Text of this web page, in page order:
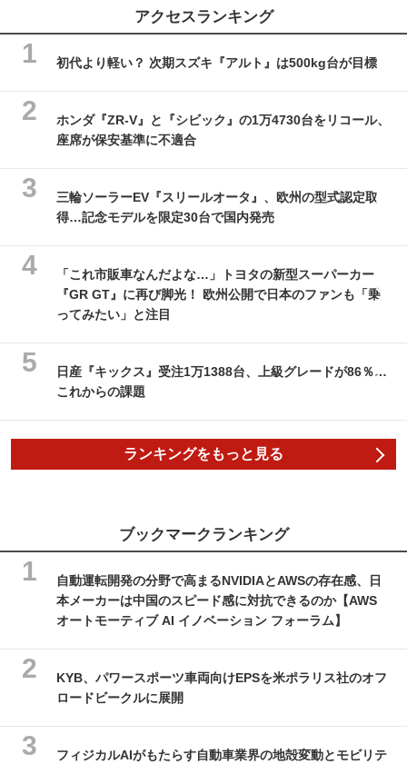
アクセスランキング
初代より軽い？ 次期スズキ『アルト』は500kg台が目標
ホンダ『ZR-V』と『シビック』の1万4730台をリコール、
座席が保安基準に不適合
三輪ソーラーEV『スリールオータ』、欧州の型式認定取
得…記念モデルを限定30台で国内発売
「これ市販車なんだよな…」トヨタの新型スーパーカー
『GR GT』に再び脚光！ 欧州公開で日本のファンも「乗
ってみたい」と注目
日産『キックス』受注1万1388台、上級グレードが86％…
これからの課題
ランキングをもっと見る
ブックマークランキング
自動運転開発の分野で高まるNVIDIAとAWSの存在感、日
本メーカーは中国のスピード感に対抗できるのか【AWS
オートモーティブ AI イノベーション フォーラム】
KYB、パワースポーツ車両向けEPSを米ポラリス社のオフ
ロードビークルに展開
フィジカルAIがもたらす自動車業界の地殻変動とモビリテ